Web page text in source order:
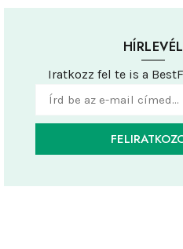
HÍRLEVÉL
Iratkozz fel te is a